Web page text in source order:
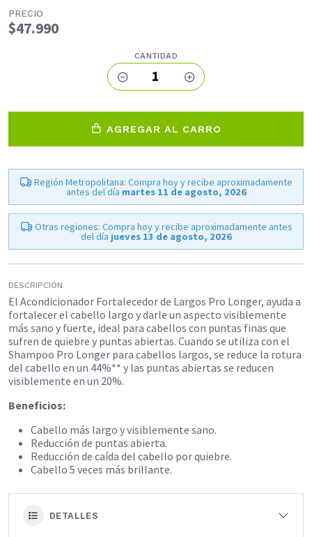
PRECIO
$47.990
CANTIDAD
1
AGREGAR AL CARRO
Región Metropolitana: Compra hoy y recibe aproximadamente
antes del día martes 11 de agosto, 2026
Otras regiones: Compra hoy y recibe aproximadamente antes
del día jueves 13 de agosto, 2026
DESCRIPCIÓN
El Acondicionador Fortalecedor de Largos Pro Longer, ayuda a
fortalecer el cabello largo y darle un aspecto visiblemente
más sano y fuerte, ideal para cabellos con puntas finas que
sufren de quiebre y puntas abiertas. Cuando se utiliza con el
Shampoo Pro Longer para cabellos largos, se reduce la rotura
del cabello en un 44%** y las puntas abiertas se reducen
visiblemente en un 20%.
Beneficios:
Cabello más largo y visiblemente sano.​
Reducción de puntas abierta.
Reducción de caída del cabello por quiebre.
Cabello 5 veces más brillante.
DETALLES